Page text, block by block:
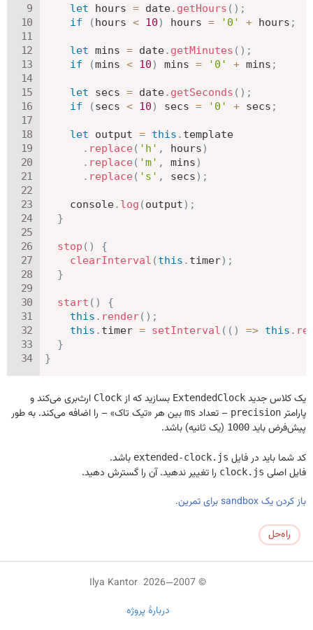
let hours = date. getHours ( ) ;
if
(hours < 10) hours = '0' + hours ;
let mins = date. getMinutes ( ) ;
if
(mins < 10) mins = '0' + mins ;
let secs = date. getSeconds ( ) ;
if
(secs < 10) secs = '0' + secs ;
let output = this . template
. replace ( 'h' , hours)
. replace ( 'm' , mins)
. replace ( 's' , secs) ;
    console
. log (output) ;
}
stop ( )
{
clearInterval (this . timer) ;
}
start ( )
{
this . render( ) ;
this . timer = setInterval ( ( ) => this .
}
}
یک کلاس جدید ExtendedClock بسازید که از Clock ارث‌بری می‌کند و
پارامتر precision – تعداد ms بین هر «تیک تاک» – را اضافه می‌کند. به طور
پیش‌فرض باید 1000 (یک ثانیه) باشد.
کد شما باید در فایل extended-clock.js باشد.
فایل اصلی clock.js را تغییر ندهید. آن را گسترش دهید.
باز کردن یک sandbox برای تمرین.
راه‌حل
© 2007—2026 Ilya Kantor
دربارهٔ پروژه